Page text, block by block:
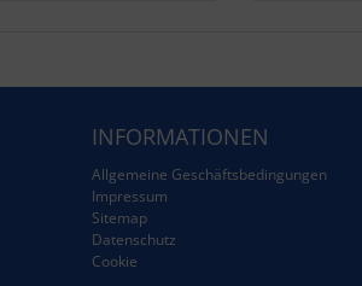
INFORMATIONEN
Allgemeine Geschäftsbedingungen
Impressum
Sitemap
Datenschutz
Cookie